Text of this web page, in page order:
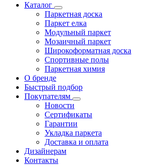
Каталог
Паркетная доска
Паркет елка
Модульный паркет
Мозаичный паркет
Широкоформатная доска
Спортивные полы
Паркетная химия
О бренде
Быстрый подбор
Покупателям
Новости
Сертификаты
Гарантии
Укладка паркета
Доставка и оплата
Дизайнерам
Контакты